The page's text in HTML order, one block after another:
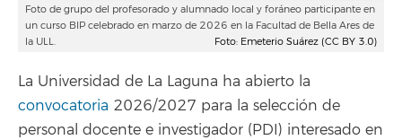
Foto de grupo del profesorado y alumnado local y foráneo participante en
un curso BIP celebrado en marzo de 2026 en la Facultad de Bella Ares de
la ULL.
Foto: Emeterio Suárez (CC BY 3.0)
La Universidad de La Laguna ha abierto la
convocatoria 2026/2027 para la selección de
personal docente e investigador (PDI) interesado en